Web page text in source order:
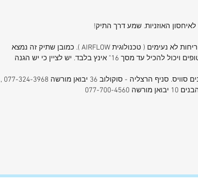
תיקי סוויס מגיעים עם תמיכה לגב וטכנולוגיה לכניסת ויציאת אויר בכדי למנוע ריחות לא נעימים ( טכנולוגית AIRFLOW ). כמובן שתיק זה נמצא
בדרגה הכי גבוהה במונח " תיק אורטופדי ". דגם ST1751 מתאים לכל סוגי הלפטופים ויכול להכיל עד מסך 16" אינץ בלבד. יש לציין כי יש הגנה
תיקי סוויס נמצאים בתצוגה בסניפי הרשת. TRAVEL TIK - רשת טרוול תיק יבואנים סוויס. סניף הרצליה - סוקולוב 36 יבואן מורשה 077-324-3968 ,